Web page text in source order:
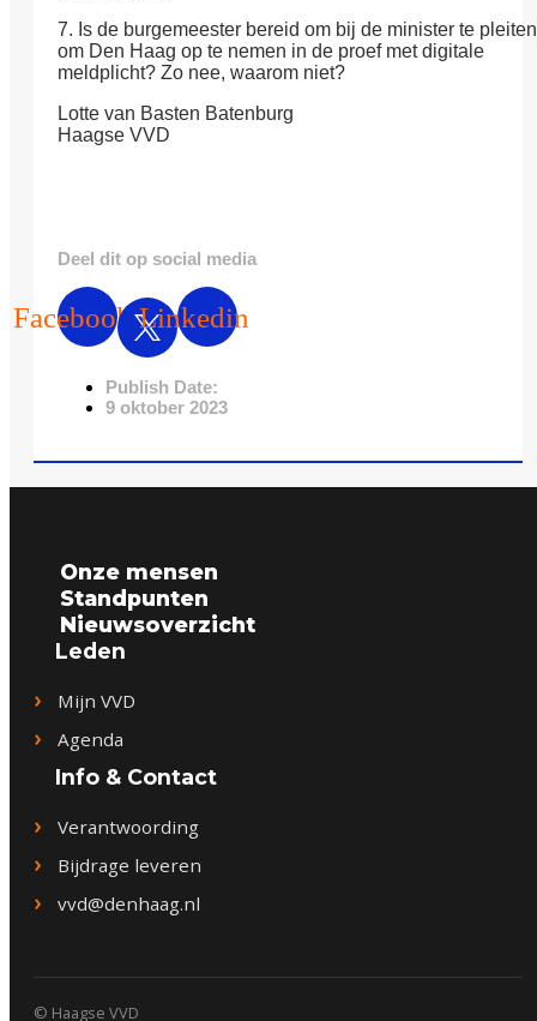
7. Is de burgemeester bereid om bij de minister te pleiten
om Den Haag op te nemen in de proef met digitale
meldplicht? Zo nee, waarom niet?
Lotte van Basten Batenburg
Haagse VVD
Deel dit op social media
Facebook Linkedin
Publish Date:
9 oktober 2023
Onze mensen
Standpunten
Nieuwsoverzicht
Leden
Mijn VVD
Agenda
Info & Contact
Verantwoording
Bijdrage leveren
vvd@denhaag.nl
© Haagse VVD